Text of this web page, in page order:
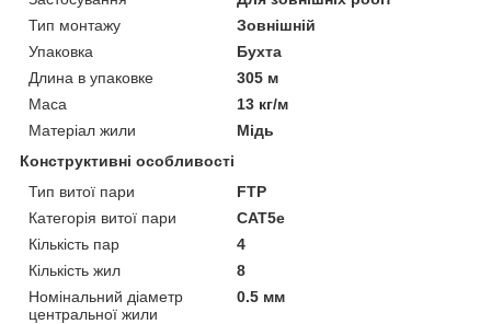
Тип монтажу
Зовнішній
Упаковка
Бухта
Длина в упаковке
305 м
Маса
13 кг/м
Матеріал жили
Мідь
Конструктивні особливості
Тип витої пари
FTP
Категорія витої пари
САТ5е
Кількість пар
4
Кількість жил
8
Номінальний діаметр
центральної жили
0.5 мм